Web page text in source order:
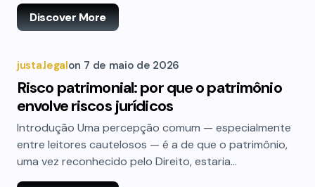
Discover More
justa.legalon 7 de maio de 2026
Risco patrimonial: por que o patrimônio
envolve riscos jurídicos
Introdução Uma percepção comum — especialmente
entre leitores cautelosos — é a de que o patrimônio,
uma vez reconhecido pelo Direito, estaria…